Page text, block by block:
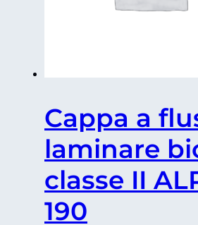
Cappa a
laminare
classe II
190